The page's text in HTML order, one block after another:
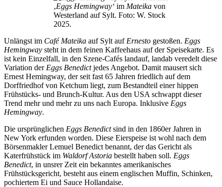
‚Eggs Hemingway‘im Mateikavon
Westerland auf Sylt. Foto: W. Stock
2025.
Unlängst im Café Mateika auf Sylt auf Ernesto gestoßen. Eggs
Hemingway steht in dem feinen Kaffeehaus auf der Speisekarte. Es
ist kein Einzelfall, in den Szene-Cafés landauf, landab veredelt diese
Variation der Eggs Benedictjedes Angebot. Damit mausert sich
Ernest Hemingway, der seit fast 65 Jahren friedlich auf dem
Dorffriedhof von Ketchum liegt, zum Bestandteil einer hippen
Frühstücks- und Brunch-Kultur. Aus den USA schwappt dieser
Trend mehr und mehr zu uns nach Europa. Inklusive Eggs
Hemingway.
Die ursprünglichen Eggs Benedictsind in den 1860er Jahren in
New York erfunden worden. Diese Eierspeise ist wohl nach dem
Börsenmakler Lemuel Benedict benannt, der das Gericht als
Katerfrühstück im Waldorf Astoria bestellt haben soll. Eggs
Benedict, in unsrer Zeit ein bekanntes amerikanisches
Frühstücksgericht, besteht aus einem englischen Muffin, Schinken,
pochiertem Ei und Sauce Hollandaise.